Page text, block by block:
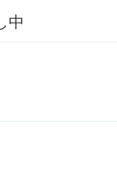
中